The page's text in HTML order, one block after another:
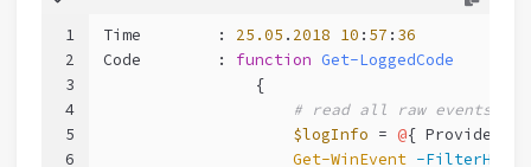
1
2
3
4
5
6
Time        : 25.05 . 2018 10 : 57 : 36
Code        : function Get-LoggedCode
                {
# read all raw events
$logInfo = @{
Get-WinEvent -